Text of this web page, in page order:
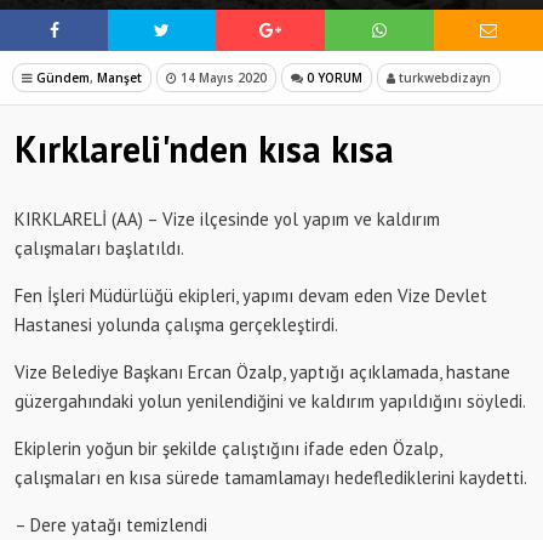
Gündem, Manşet 14 Mayıs 2020 0 YORUM turkwebdizayn
Kırklareli'nden kısa kısa
KIRKLARELİ (AA) – Vize ilçesinde yol yapım ve kaldırım
çalışmaları başlatıldı.
Fen İşleri Müdürlüğü ekipleri, yapımı devam eden Vize Devlet
Hastanesi yolunda çalışma gerçekleştirdi.
Vize Belediye Başkanı Ercan Özalp, yaptığı açıklamada, hastane
güzergahındaki yolun yenilendiğini ve kaldırım yapıldığını söyledi.
Ekiplerin yoğun bir şekilde çalıştığını ifade eden Özalp,
çalışmaları en kısa sürede tamamlamayı hedeflediklerini kaydetti.
– Dere yatağı temizlendi